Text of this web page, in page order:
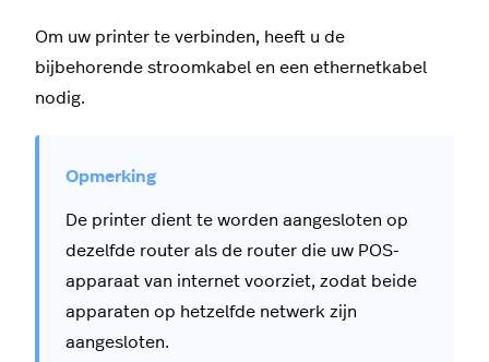
Om uw printer te verbinden, heeft u de
bijbehorende stroomkabel en een ethernetkabel
nodig.
De printer dient te worden aangesloten op
dezelfde router als de router die uw POS-
apparaat van internet voorziet, zodat beide
apparaten op hetzelfde netwerk zijn
aangesloten.